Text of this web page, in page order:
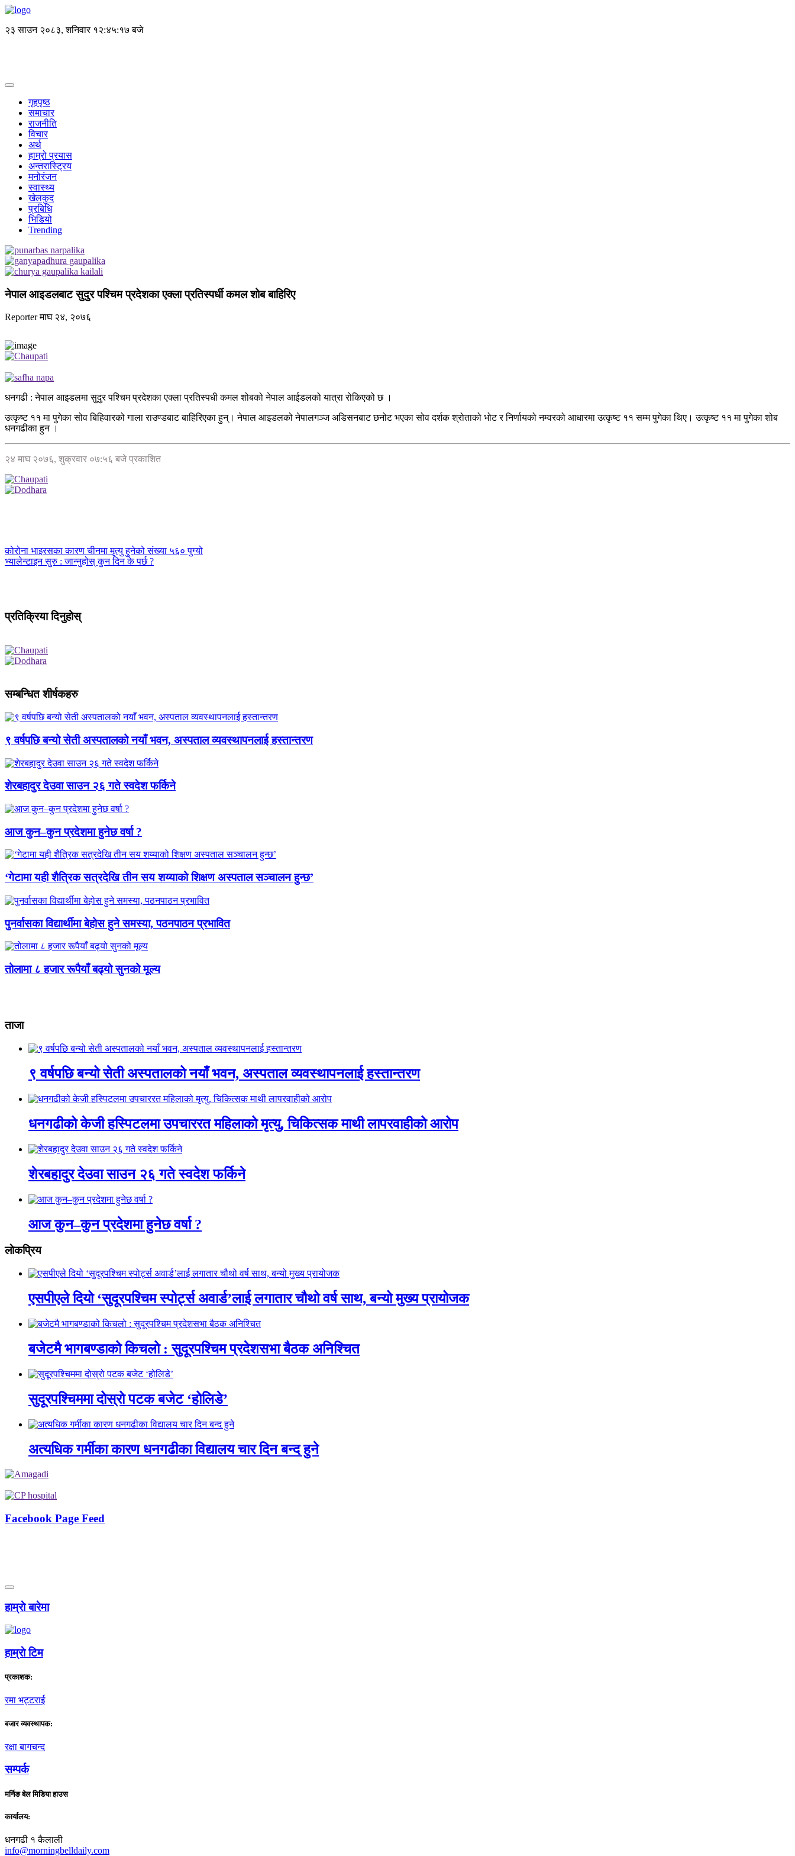
२३ साउन २०८३, शनिवार १२:४५:१७ बजे
गृहपृष्ठ
समाचार
राजनीति
विचार
अर्थ
हाम्रो प्रयास
अन्तरास्ट्रिय
मनोरंजन
स्वास्थ्य
खेलकुद
प्रबिधि
भिडियो
Trending
नेपाल आइडलबाट सुदुर पश्चिम प्रदेशका एक्ला प्रतिस्पर्धी कमल शोब बाहिरिए
Reporterमाघ २४, २०७६
धनगढी : नेपाल आइडलमा सुदुर पश्चिम प्रदेशका एक्ला प्रतिस्पधी कमल शोबको नेपाल आईडलको यात्रा रोकिएको छ ।
उत्कृष्ट ११ मा पुगेका सोव बिहिवारको गाला राउण्डबाट बाहिरिएका हुन्। नेपाल आइडलको नेपालगञ्ज अडिसनबाट छनोट भएका सोव दर्शक श्रोताको भोट र निर्णायको नम्वरको आधारमा उत्कृष्ट ११ सम्म पुगेका थिए। उत्कृष्ट ११ मा पुगेका शोब
धनगढीका हुन ।
२४ माघ २०७६, शुक्रवार ०७:५६ बजे प्रकाशित
कोरोना भाइरसका कारण चीनमा मृत्यु हुनेको संख्या ५६० पुग्यो
भ्यालेन्टाइन सुरु : जान्नुहोस् कुन दिन के पर्छ ?
प्रतिक्रिया दिनुहोस्
सम्बन्धित शीर्षकहरु
९ वर्षपछि बन्यो सेती अस्पतालको नयाँ भवन, अस्पताल व्यवस्थापनलाई हस्तान्तरण
शेरबहादुर देउवा साउन २६ गते स्वदेश फर्किने
आज कुन–कुन प्रदेशमा हुनेछ वर्षा ?
‘गेटामा यही शैत्रिक सत्रदेखि तीन सय शय्याको शिक्षण अस्पताल सञ्चालन हुन्छ’
पुनर्वासका विद्यार्थीमा बेहोस हुने समस्या, पठनपाठन प्रभावित
तोलामा ८ हजार रूपैयाँ बढ्यो सुनको मूल्य
ताजा
९ वर्षपछि बन्यो सेती अस्पतालको नयाँ भवन, अस्पताल व्यवस्थापनलाई हस्तान्तरण
धनगढीको केजी हस्पिटलमा उपचाररत महिलाको मृत्यु, चिकित्सक माथी लापरवाहीको आरोप
शेरबहादुर देउवा साउन २६ गते स्वदेश फर्किने
आज कुन–कुन प्रदेशमा हुनेछ वर्षा ?
लाेकप्रिय
एसपीएले दियो ‘सुदूरपश्चिम स्पोर्ट्स अवार्ड’लाई लगातार चौथो वर्ष साथ, बन्यो मुख्य प्रायोजक
बजेटमै भागबण्डाको किचलो : सुदूरपश्चिम प्रदेशसभा बैठक अनिश्चित
सुदूरपश्चिममा दोस्रो पटक बजेट ‘होलिडे’
अत्यधिक गर्मीका कारण धनगढीका विद्यालय चार दिन बन्द हुने
Facebook Page Feed
हाम्राे बारेमा
हाम्राे टिम
प्रकाशक:
रमा भट्टराई
बजार व्यवस्थापक:
रक्षा बागचन्द
सम्पर्क
मर्निङ बेल मिडिया हाउस
कार्यालय:
धनगढी १ कैलाली
info@morningbelldaily.com